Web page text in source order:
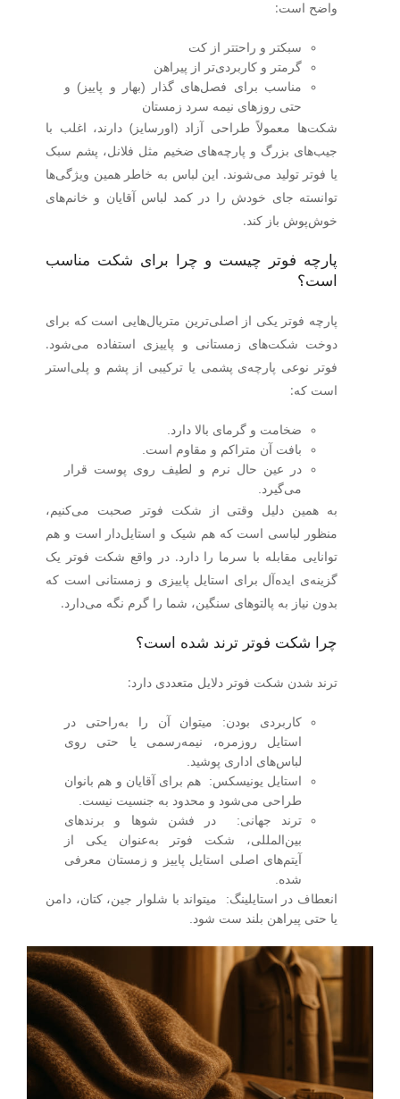
واضح است:
سبکتر و راحتتر از کت
گرمتر و کاربردی‌تر از پیراهن
مناسب برای فصل‌های گذار (بهار و پاییز) و
حتی روزهای نیمه ‌سرد زمستان
شکت‌ها معمولاً طراحی آزاد (اورسایز) دارند، اغلب با
جیب‌های بزرگ و پارچه‌های ضخیم مثل فلانل، پشم سبک
یا فوتر تولید می‌شوند. این لباس به خاطر همین ویژگی‌ها
توانسته جای خودش را در کمد لباس آقایان و خانم‌های
خوش‌پوش باز کند.
پارچه فوتر چیست و چرا برای شکت مناسب
است؟
پارچه فوتر یکی از اصلی‌ترین متریال‌هایی است که برای
دوخت شکت‌های زمستانی و پاییزی استفاده می‌شود.
فوتر نوعی پارچه‌ی پشمی یا ترکیبی از پشم و پلی‌استر
است که:
ضخامت و گرمای بالا دارد.
بافت آن متراکم و مقاوم است.
در عین حال نرم و لطیف روی پوست قرار
می‌گیرد.
به همین دلیل وقتی از شکت فوتر
صحبت می‌کنیم،
منظور لباسی است که هم شیک و استایل‌دار است و هم
توانایی مقابله با سرما را دارد. در واقع شکت فوتر یک
گزینه‌ی ایده‌آل برای استایل پاییزی و زمستانی است که
بدون نیاز به پالتوهای سنگین، شما را گرم نگه می‌دارد.
چرا شکت فوتر ترند شده است؟
ترند شدن شکت فوتر دلایل متعددی دارد:
کاربردی بودن: میتوان آن را به‌راحتی در
استایل روزمره، نیمه‌رسمی یا حتی روی
لباس‌های اداری پوشید.
استایل یونیسکس: هم برای آقایان و هم بانوان
طراحی می‌شود و محدود به جنسیت نیست.
ترند جهانی: در فشن ‌شوها و برندهای
بین‌المللی، شکت فوتر به‌عنوان یکی از
آیتم‌های اصلی استایل پاییز و زمستان معرفی
شده.
انعطاف در استایلینگ: میتواند با شلوار جین، کتان، دامن
یا حتی پیراهن بلند ست شود.